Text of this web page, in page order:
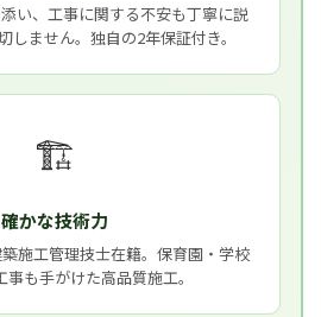
い、工事に関する不安も丁寧に説
しません。独自の2年保証付き。
🏗
確かな技術力
施工管理技士在籍。保育園・学校
事も手がけた高品質施工。